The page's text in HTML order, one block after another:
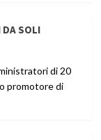
DA SOLI
di 20
promotore di